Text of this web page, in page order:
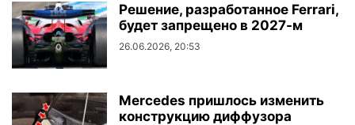
Решение, разработанное Ferrari,
будет запрещено в 2027-м
26.06.2026, 20:53
Mercedes пришлось изменить
конструкцию диффузора